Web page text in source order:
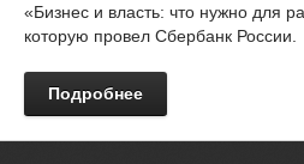
«Бизнес и власть: что нужно для
которую провел Сбербанк России.
Подробнее